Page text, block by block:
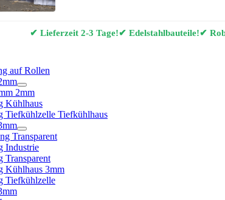
✔ Lieferzeit 2-3 Tage!✔ Edelstahlbauteile!✔
auf Rollen
2mm
Kühlhaus
Tiefkühlzelle Tiefkühlhaus
Transparent
Industrie
Transparent
Kühlhaus 3mm
Tiefkühlzelle